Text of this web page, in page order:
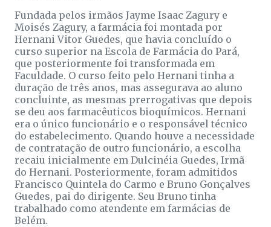
Fundada pelos irmãos Jayme Isaac Zagury e
Moisés Zagury, a farmácia foi montada por
Hernani Vitor Guedes, que havia concluído o
curso superior na Escola de Farmácia do Pará,
que posteriormente foi transformada em
Faculdade. O curso feito pelo Hernani tinha a
duração de três anos, mas assegurava ao aluno
concluinte, as mesmas prerrogativas que depois
se deu aos farmacêuticos bioquímicos. Hernani
era o único funcionário e o responsável técnico
do estabelecimento. Quando houve a necessidade
de contratação de outro funcionário, a escolha
recaiu inicialmente em Dulcinéia Guedes, Irmã
do Hernani. Posteriormente, foram admitidos
Francisco Quintela do Carmo e Bruno Gonçalves
Guedes, pai do dirigente. Seu Bruno tinha
trabalhado como atendente em farmácias de
Belém.